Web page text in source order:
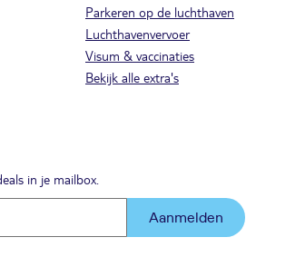
Parkeren op de luchthaven
Luchthavenvervoer
Visum & vaccinaties
Bekijk alle extra's
in je mailbox.
Aanmelden